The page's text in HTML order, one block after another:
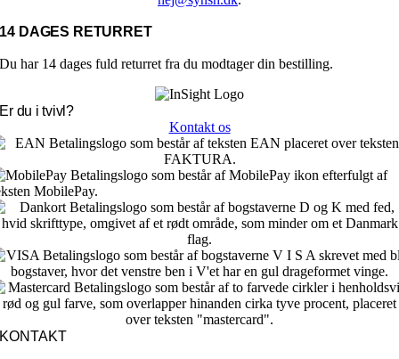
14 DAGES RETURRET
Du har 14 dages fuld returret fra du modtager din bestilling.
Er du i tvivl?
Kontakt os
KONTAKT